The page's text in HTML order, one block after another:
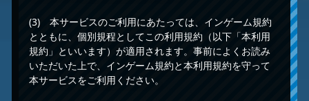
(3) 本サービスのご利用にあたっては、インゲーム規約
とともに、個別規程としてこの利用規約（以下「本利用
規約」といいます）が適用されます。事前によくお読み
いただいた上で、インゲーム規約と本利用規約を守って
本サービスをご利用ください。